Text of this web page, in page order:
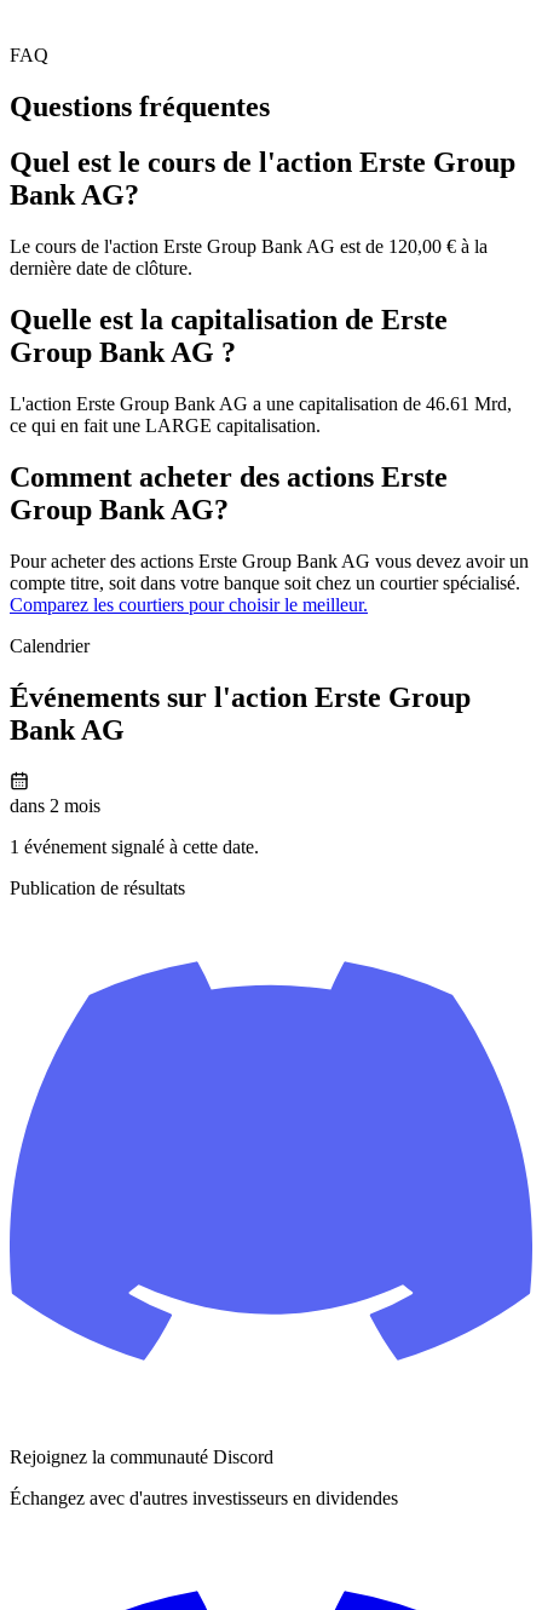
FAQ
Questions fréquentes
Quel est le cours de l'action Erste Group
Bank AG?
Le cours de l'action Erste Group Bank AG est de 120,00 € à la
dernière date de clôture.
Quelle est la capitalisation de Erste
Group Bank AG ?
L'action Erste Group Bank AG a une capitalisation de 46.61 Mrd,
ce qui en fait une LARGE capitalisation.
Comment acheter des actions Erste
Group Bank AG?
Pour acheter des actions Erste Group Bank AG vous devez avoir un
compte titre, soit dans votre banque soit chez un courtier spécialisé.
Comparez les courtiers pour choisir le meilleur.
Calendrier
Événements sur l'action Erste Group
Bank AG
dans 2 mois
1 événement signalé à cette date.
Publication de résultats
Rejoignez la communauté Discord
Échangez avec d'autres investisseurs en dividendes